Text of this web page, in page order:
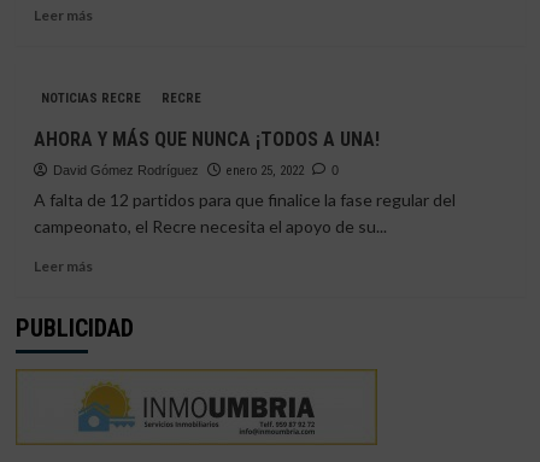
LA
Leer másLeer
EN
GRAN
DERBI
ONUBENSE?
NOTICIAS RECRE RECRE
AHORA Y MÁS QUE NUNCA ¡TODOS A UNA!
David Gómez Rodríguez enero 25, 2022 0
A falta de 12 partidos para que finalice la fase regular del
campeonato, el Recre necesita el apoyo de su...
Leer másLeer
AHORA
MÁS
QUE
NUNCA
¡TODOS
PUBLICIDAD